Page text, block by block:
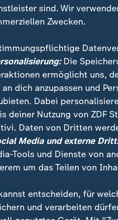
fordern
Braunkohle. Nur wenn
werden, so die
sind. Wir
Zwecken.
Die
ermöglicht uns,
an dich anzupassen und
Dabei
deiner Nutzung von ZDF
Daten von Dritten
Media und externe
Tools und Dienste von
um das Teilen von
entscheiden, für
und verarbeiten